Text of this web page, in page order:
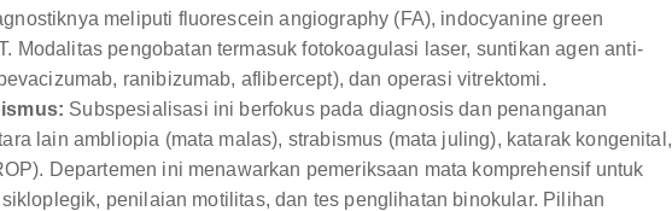
meliputi fluorescein angiography (FA), indocyanine green
Modalitas pengobatan termasuk fotokoagulasi laser, suntikan agen anti-
ranibizumab, aflibercept), dan operasi vitrektomi.
Subspesialisasi ini berfokus pada diagnosis dan penanganan
lain ambliopia (mata malas), strabismus (mata juling), katarak kongenital,
Departemen ini menawarkan pemeriksaan mata komprehensif untuk
penilaian motilitas, dan tes penglihatan binokular. Pilihan